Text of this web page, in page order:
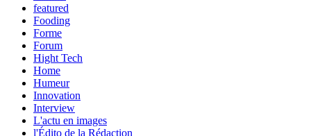
featured
Fooding
Forme
Forum
Hight Tech
Home
Humeur
Innovation
Interview
L'actu en images
l'Édito de la Rédaction